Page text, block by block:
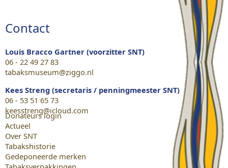
Contact
Louis Bracco Gartner (voorzitter SNT)
06 - 22 49 27 83
tabaksmuseum@ziggo.nl
Kees Streng (secretaris / penningmeester SNT)
06 - 53 51 65 73
keesstreng@icloud.com
Donateurs login
Actueel
Over SNT
Tabakshistorie
Gedeponeerde merken